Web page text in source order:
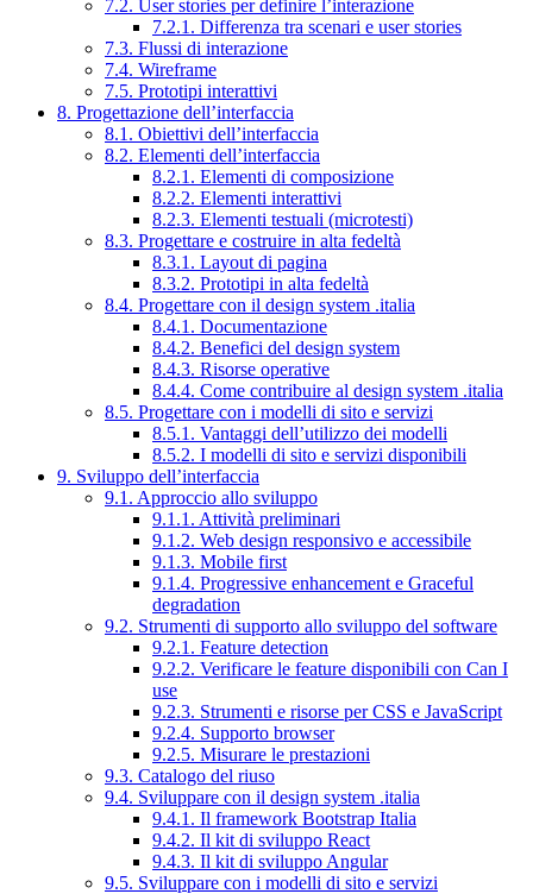
7.2. User stories per definire l’interazione
7.2.1. Differenza tra scenari e user stories
7.3. Flussi di interazione
7.4. Wireframe
7.5. Prototipi interattivi
8. Progettazione dell’interfaccia
8.1. Obiettivi dell’interfaccia
8.2. Elementi dell’interfaccia
8.2.1. Elementi di composizione
8.2.2. Elementi interattivi
8.2.3. Elementi testuali (microtesti)
8.3. Progettare e costruire in alta fedeltà
8.3.1. Layout di pagina
8.3.2. Prototipi in alta fedeltà
8.4. Progettare con il design system .italia
8.4.1. Documentazione
8.4.2. Benefici del design system
8.4.3. Risorse operative
8.4.4. Come contribuire al design system .italia
8.5. Progettare con i modelli di sito e servizi
8.5.1. Vantaggi dell’utilizzo dei modelli
8.5.2. I modelli di sito e servizi disponibili
9. Sviluppo dell’interfaccia
9.1. Approccio allo sviluppo
9.1.1. Attività preliminari
9.1.2. Web design responsivo e accessibile
9.1.3. Mobile first
9.1.4. Progressive enhancement e Graceful
degradation
9.2. Strumenti di supporto allo sviluppo del software
9.2.1. Feature detection
9.2.2. Verificare le feature disponibili con Can I
use
9.2.3. Strumenti e risorse per CSS e JavaScript
9.2.4. Supporto browser
9.2.5. Misurare le prestazioni
9.3. Catalogo del riuso
9.4. Sviluppare con il design system .italia
9.4.1. Il framework Bootstrap Italia
9.4.2. Il kit di sviluppo React
9.4.3. Il kit di sviluppo Angular
9.5. Sviluppare con i modelli di sito e servizi